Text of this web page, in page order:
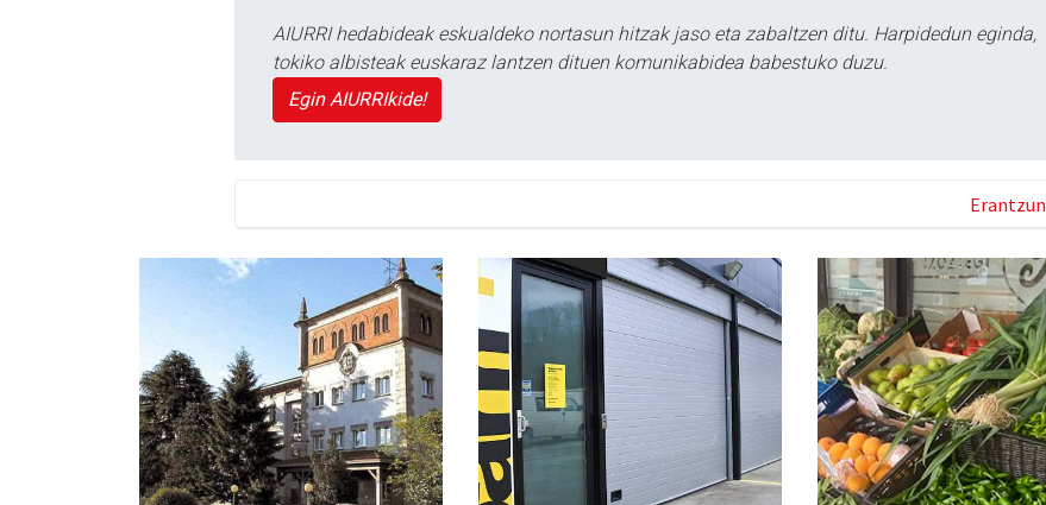
AIURRI hedabideak eskualdeko nortasun hitzak jaso eta zabaltzen ditu. Harpidedun eginda,
tokiko albisteak euskaraz lantzen dituen komunikabidea babestuko duzu.
Egin AIURRIkide!
Erantzun